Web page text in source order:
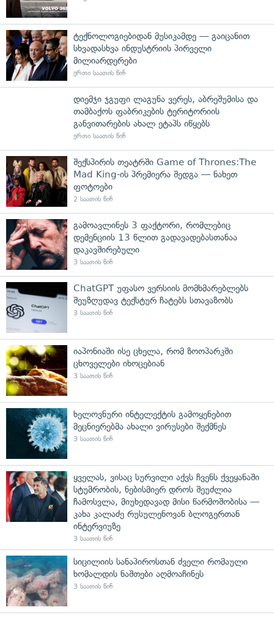
ტექნოლოგიებიდან მუსიკამდე — გაიცანით
სხვადასხვა ინდუსტრიის პირველი
მილიარდერები
ერთი საათის წინ
დიემჯი ჯგუფი ლაგუნა ვერეს, აბრეშუმისა და
თამბაქოს ფაბრიკების ტერიტორიის
განვითარების ახალ ეტაპს იწყებს
ერთი საათის წინ
შექსპირის თეატრში Game of Thrones:The
Mad King-ის პრემიერა შედგა — ნახეთ
ფოტოები
2 საათის წინ
გამოავლინეს 3 ფაქტორი, რომლებიც
დემენციის 13 წლით გადავადებასთანაა
დაკავშირებული
3 საათის წინ
ChatGPT უფასო ვერსიის მომხმარებლებს
შეუზღუდავ ტექსტურ ჩატებს სთავაზობს
3 საათის წინ
იაპონიაში ისე ცხელა, რომ ზოოპარკში
ცხოველები იხოცებიან
3 საათის წინ
ხელოვნური ინტელექტის გამოყენებით
მეცნიერებმა ახალი ვირუსები შექმნეს
3 საათის წინ
ყველას, ვისაც სურვილი აქვს ჩვენს ქვეყანაში
სტუმრობის, ნებისმიერ დროს შეუძლია
ჩამოსვლა, მიუხედავად მისი წარმოშობისა —
კახა კალაძე რუსულენოვან ბლოგერთან
ინტერვიუზე
3 საათის წინ
სიცილიის სანაპიროსთან ძველი რომაული
ხომალდის ნაშთები აღმოაჩინეს
3 საათის წინ